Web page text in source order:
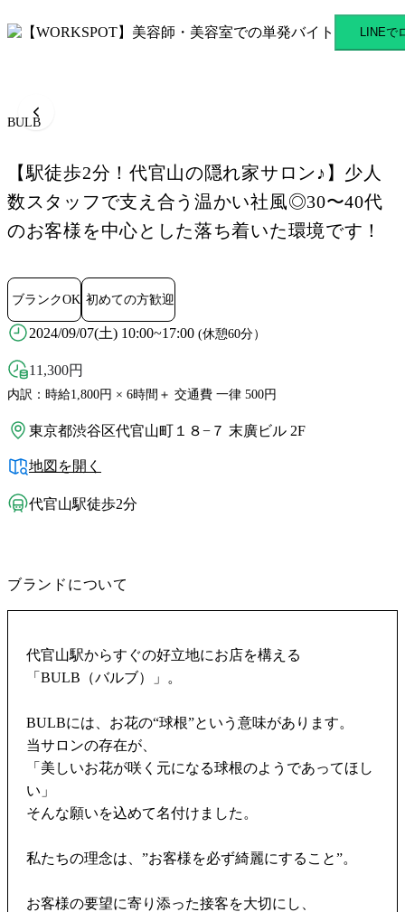
BULB 代官山駅のスキマバイ
LINEで
BULB
【駅徒歩2分！代官山の隠れ家サロン♪】少人
数スタッフで支え合う温かい社風◎30〜40代
のお客様を中心とした落ち着いた環境です！
ブランクOK 初めての方歓迎
2024/09/07(土) 10:00~17:00 (休憩60分）
11,300円
内訳：時給1,800円 × 6時間＋ 交通費 一律 500円
東京都渋谷区代官山町１８−７ 末廣ビル 2F
地図を開く
代官山駅徒歩2分
ブランドについて
代官山駅からすぐの好立地にお店を構える
「BULB（バルブ）」。
BULBには、お花の“球根”という意味があります。
当サロンの存在が、
「美しいお花が咲く元になる球根のようであってほし
い」
そんな願いを込めて名付けました。
私たちの理念は、”お客様を必ず綺麗にすること”。
お客様の要望に寄り添った接客を大切にし、